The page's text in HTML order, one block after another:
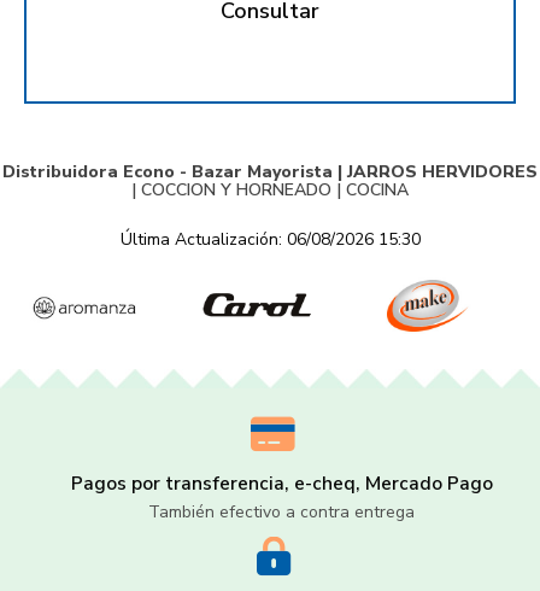
Consultar
Distribuidora Econo - Bazar Mayorista | JARROS HERVIDORES
| COCCION Y HORNEADO | COCINA
Última Actualización: 06/08/2026 15:30
Pagos por transferencia, e-cheq, Mercado Pago
También efectivo a contra entrega